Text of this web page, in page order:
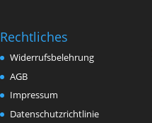
Rechtliches
Widerrufsbelehrung
AGB
Impressum
Datenschutzrichtlinie